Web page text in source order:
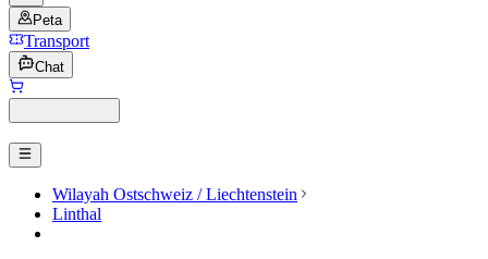
Peta
Transport
Chat
Wilayah Ostschweiz / Liechtenstein
Linthal